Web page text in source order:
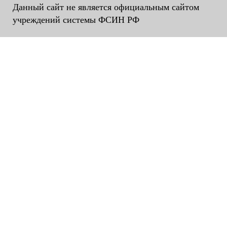
Данный сайт не является официальным сайтом
учреждений системы ФСИН РФ